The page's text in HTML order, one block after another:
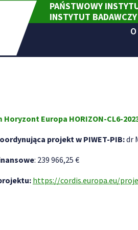
PAŃSTWOWY
INSTYTUT BADAWCZY
Horyzont Europa HORIZON-CL6-
projekt w PIWET-PIB:dr
: 239 966,25 €
https://cordis.europa.eu/